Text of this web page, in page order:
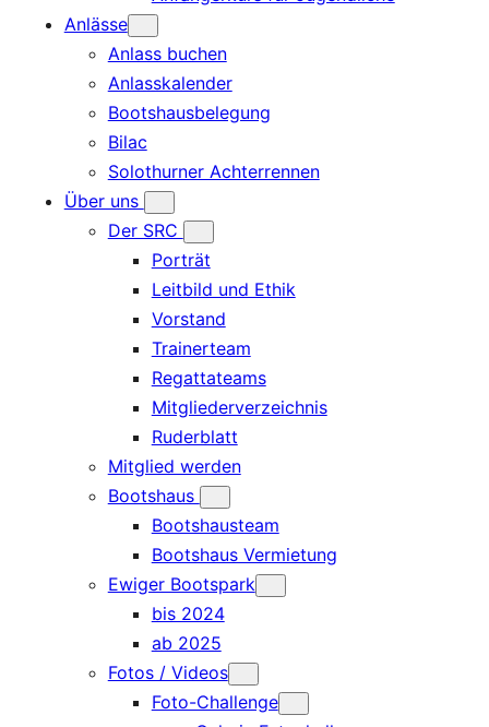
Anlässe
Anlass buchen
Anlasskalender
Bootshausbelegung
Bilac
Solothurner Achterrennen
Über uns
Der SRC
Porträt
Leitbild und Ethik
Vorstand
Trainerteam
Regattateams
Mitgliederverzeichnis
Ruderblatt
Mitglied werden
Bootshaus
Bootshausteam
Bootshaus Vermietung
Ewiger Bootspark
bis 2024
ab 2025
Fotos / Videos
Foto-Challenge